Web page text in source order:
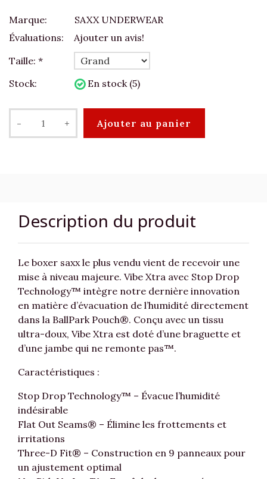
Marque:
SAXX UNDERWEAR
Évaluations:
Ajouter un avis!
Taille: *
Stock:
En stock (5)
- + Ajouter au panier
Description du produit
Le boxer saxx le plus vendu vient de recevoir une
mise à niveau majeure. Vibe Xtra avec Stop Drop
Technology™ intègre notre dernière innovation
en matière d’évacuation de l’humidité directement
dans la BallPark Pouch®. Conçu avec un tissu
ultra-doux, Vibe Xtra est doté d’une braguette et
d’une jambe qui ne remonte pas™.
Caractéristiques :
Stop Drop Technology™ – Évacue l’humidité
indésirable
Flat Out Seams® – Élimine les frottements et
irritations
Three-D Fit® – Construction en 9 panneaux pour
un ajustement optimal